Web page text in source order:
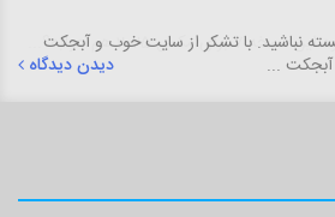
نباشید. با تشکر از سایت خوب و آبجکت
آبجکت ... دیدن دیدگاه